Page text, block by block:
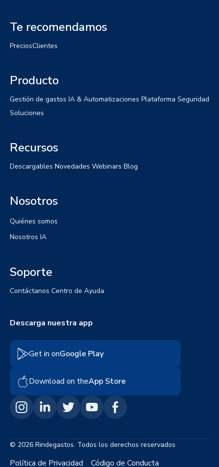
Te recomendamos
PreciosClientes
Producto
Gestión de gastos IA & Automatizaciones Plataforma Seguridad
Soluciones
Recursos
Descargables Novedades Webinars Blog
Nosotros
Quiénes somos
Nosotros IA
Soporte
Contáctanos Centro de Ayuda
© 2026 Rindegastos. Todos los derechos reservados
Política de Privacidad Código de Conducta
Descarga nuestra app
Get in onGoogle Play
Download on theApp Store